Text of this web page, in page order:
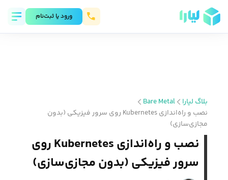
ورود يا ثبت‌نام
بلاگ لیارا
Bare Metal
نصب و راه‌اندازی Kubernetes روی سرور فیزیکی (بدون
مجازی‌سازی)
نصب و راه‌اندازی Kubernetes روی
سرور فیزیکی (بدون مجازی‌سازی)